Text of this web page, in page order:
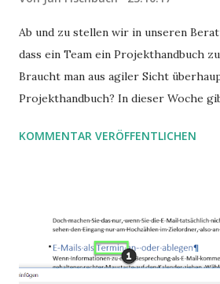
Ab und zu stellen wir in unseren
dass ein Team ein Projekthandbuch
Braucht man aus agiler Sicht
Projekthandbuch? In dieser Woche
KOMMENTAR VERÖFFENTLICHEN